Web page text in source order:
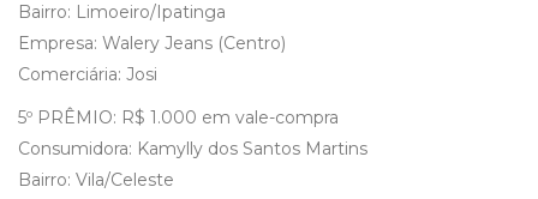
Bairro: Limoeiro/Ipatinga
Empresa: Walery Jeans (Centro)
Comerciária: Josi
5º PRÊMIO: R$ 1.000 em vale-compra
Consumidora: Kamylly dos Santos Martins
Bairro: Vila/Celeste